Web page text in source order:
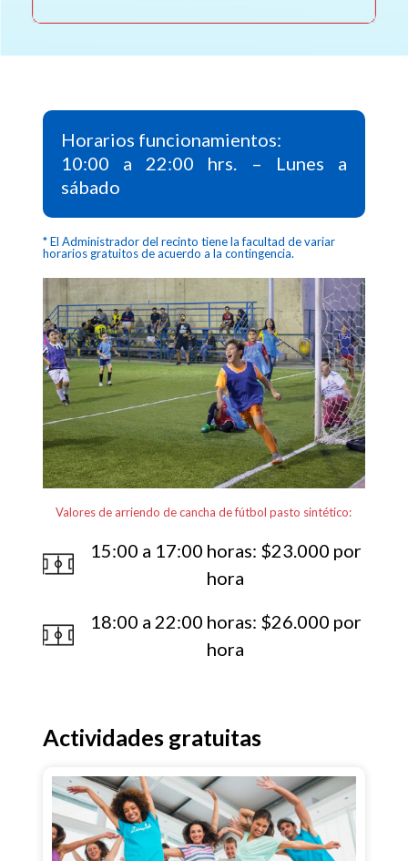
Horarios funcionamientos:
10:00 a 22:00 hrs. – Lunes a
sábado
* El Administrador del recinto tiene la facultad de variar
horarios gratuitos de acuerdo a la contingencia.
Valores de arriendo de cancha de fútbol pasto sintético:
15:00 a 17:00 horas: $23.000 por
hora
18:00 a 22:00 horas: $26.000 por
hora
Actividades gratuitas